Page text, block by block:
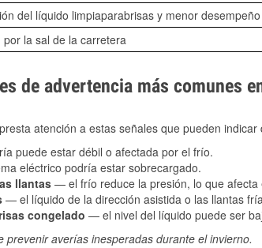
del líquido limpiaparabrisas y menor
por la sal de la carretera
de advertencia más comunes
atención a estas señales que pueden
puede estar débil o afectada por el frío.
eléctrico podría estar sobrecargado.
llantas — el frío reduce la presión, lo que afecta
— el líquido de la dirección asistida o las llantas
congelado — el nivel del líquido puede ser
averías inesperadas durante el invierno.